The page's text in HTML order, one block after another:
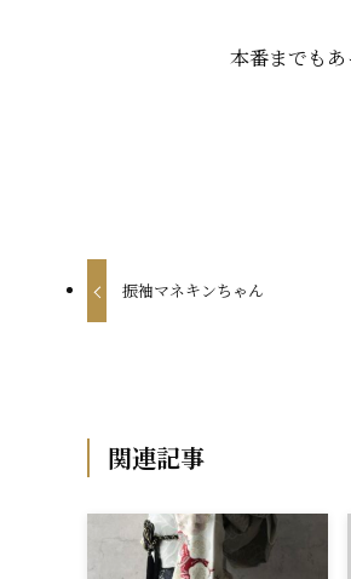
本番までも
振袖マネキンちゃん
関連記事